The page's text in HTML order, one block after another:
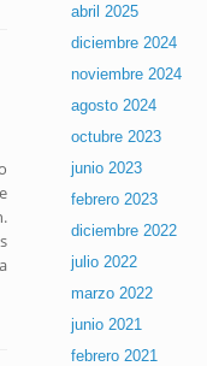
abril 2025
diciembre 2024
noviembre 2024
agosto 2024
octubre 2023
junio 2023
febrero 2023
diciembre 2022
julio 2022
marzo 2022
junio 2021
febrero 2021